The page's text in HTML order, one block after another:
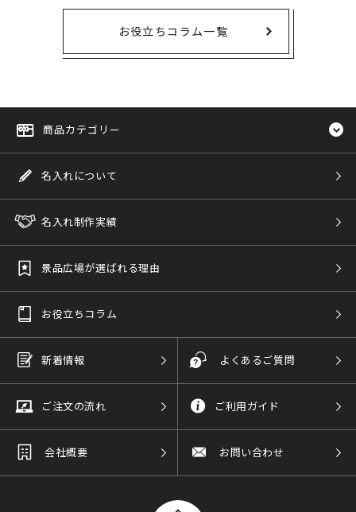
お役立ちコラム一覧
商品カテゴリー
名入れについて
名入れ制作実績
景品広場が選ばれる理由
お役立ちコラム
新着情報 よくあるご質問
ご注文の流れ ご利用ガイド
会社概要 お問い合わせ